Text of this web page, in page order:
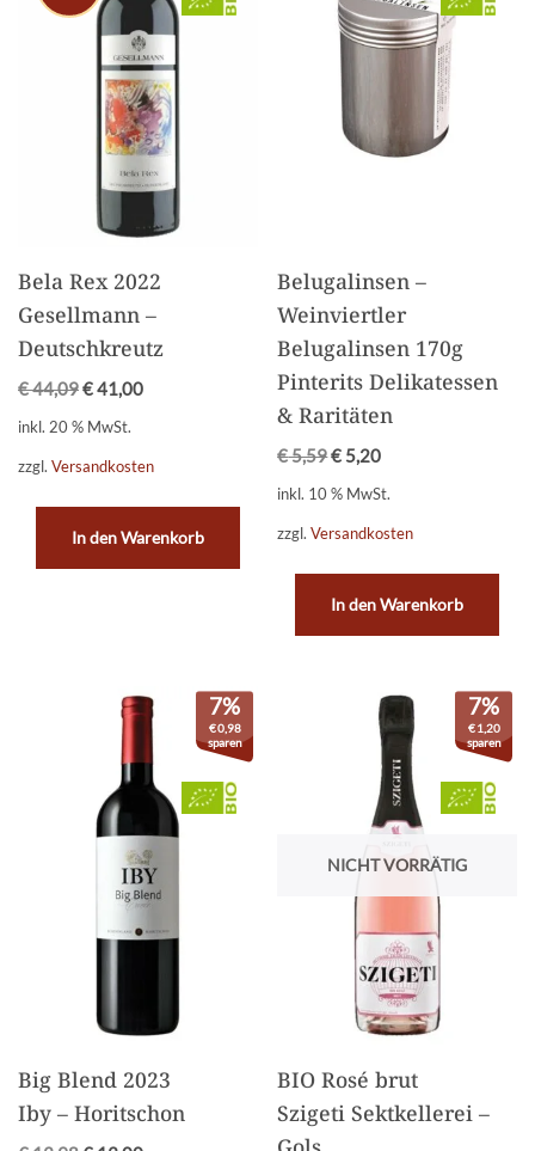
Bela Rex 2022
Gesellmann –
Deutschkreutz
€44,09€41,00
inkl. 20 % MwSt.
zzgl. Versandkosten
In den Warenkorb
Belugalinsen –
Weinviertler
Belugalinsen 170g
Pinterits Delikatessen
& Raritäten
€5,59€ 5,20
inkl. 10 % MwSt.
zzgl.Versandkosten
In den Warenkorb
7%
€0,98
sparen
Big Blend 2023
Iby – Horitschon
NICHT VORRÄTIG
7%
€1,20
sparen
BIO Rosé brut
Szigeti Sektkellerei –